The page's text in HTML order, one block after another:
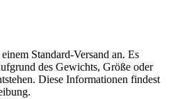
Standard-Versand an. Es
des Gewichts, Größe oder
Diese Informationen findest